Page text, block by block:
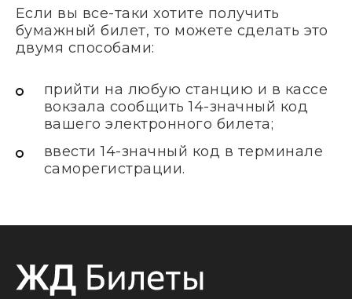
Если вы все-таки хотите получить
бумажный билет, то можете сделать это
двумя способами:
прийти на любую станцию и в кассе
вокзала сообщить 14-значный код
вашего электронного билета;
ввести 14-значный код в терминале
саморегистрации.